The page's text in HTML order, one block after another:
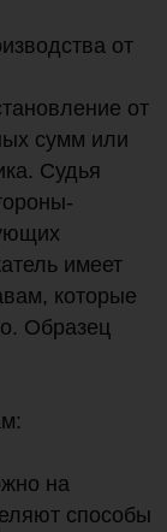
от
от
сумм или
Судья
имеет
которые
Образец
на
способы